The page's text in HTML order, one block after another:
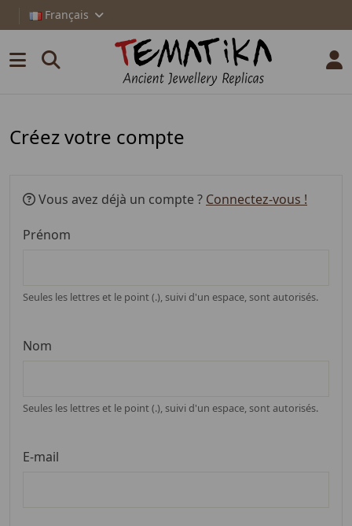
Français
Créez votre compte
Vous avez déjà un compte ? Connectez-vous !
Prénom
Seules les lettres et le point (.), suivi d'un espace, sont autorisés.
Nom
Seules les lettres et le point (.), suivi d'un espace, sont autorisés.
E-mail